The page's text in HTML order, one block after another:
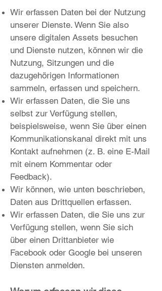
Wir erfassen Daten bei der Nutzung
unserer Dienste. Wenn Sie also
unsere digitalen Assets besuchen
und Dienste nutzen, können wir die
Nutzung, Sitzungen und die
dazugehörigen Informationen
sammeln, erfassen und speichern.
Wir erfassen Daten, die Sie uns
selbst zur Verfügung stellen,
beispielsweise, wenn Sie über einen
Kommunikationskanal direkt mit uns
Kontakt aufnehmen (z. B. eine E-Mail
mit einem Kommentar oder
Feedback).
Wir können, wie unten beschrieben,
Daten aus Drittquellen erfassen.
Wir erfassen Daten, die Sie uns zur
Verfügung stellen, wenn Sie sich
über einen Drittanbieter wie
Facebook oder Google bei unseren
Diensten anmelden.